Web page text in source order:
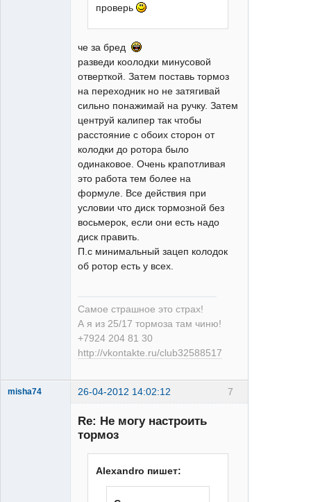
проверь
че за бред
разведи коолодки минусовой
отверткой. Затем поставь тормоз
на переходник но не затягивай
сильно понажимай на ручку. Затем
центруй калипер так чтобы
расстояние с обоих сторон от
колодки до ротора было
одинаковое. Очень крапотливая
это работа тем более на
формуле. Все действия при
условии что диск тормозной без
восьмерок, если они есть надо
диск править.
П.с минимальный зацеп колодок
об ротор есть у всех.
Самое страшное это страх!
А я из 25/17 тормоза там чиню!
+7924 204 81 30
http://vkontakte.ru/club32588517
7
misha74 26-04-2012 14:02:12
Re: Не могу настроить
тормоз
Alexandro пишет: